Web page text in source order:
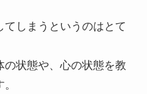
しまうというのはとて
の状態や、心の状態を教